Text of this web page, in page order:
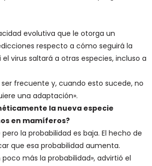
evolutiva que le otorga un
respecto a cómo seguirá la
virus saltará a otras especies, incluso a
frecuente y, cuando esto sucede, no
una adaptación».
la nueva especie
en mamíferos?
la probabilidad es baja. El hecho de
que esa probabilidad aumenta.
más la probabilidad», advirtió el